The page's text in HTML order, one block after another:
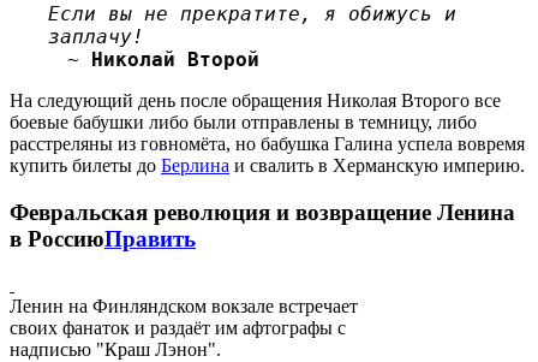
Если вы не прекратите, я обижусь и
заплачу!
~ Николай Второй
На следующий день после обращения Николая Второго все
боевые бабушки либо были отправлены в темницу, либо
расстреляны из говномёта, но бабушка Галина успела вовремя
купить билеты до Берлина и свалить в Херманскую империю.
Февральская революция и возвращение Ленина
в РоссиюПравить
Ленин на Финляндском вокзале встречает
своих фанаток и раздаёт им афтографы с
надписью "Краш Лэнон".